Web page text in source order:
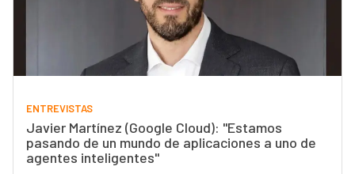
ENTREVISTAS
Javier Martínez (Google Cloud): "Estamos
pasando de un mundo de aplicaciones a uno de
agentes inteligentes"